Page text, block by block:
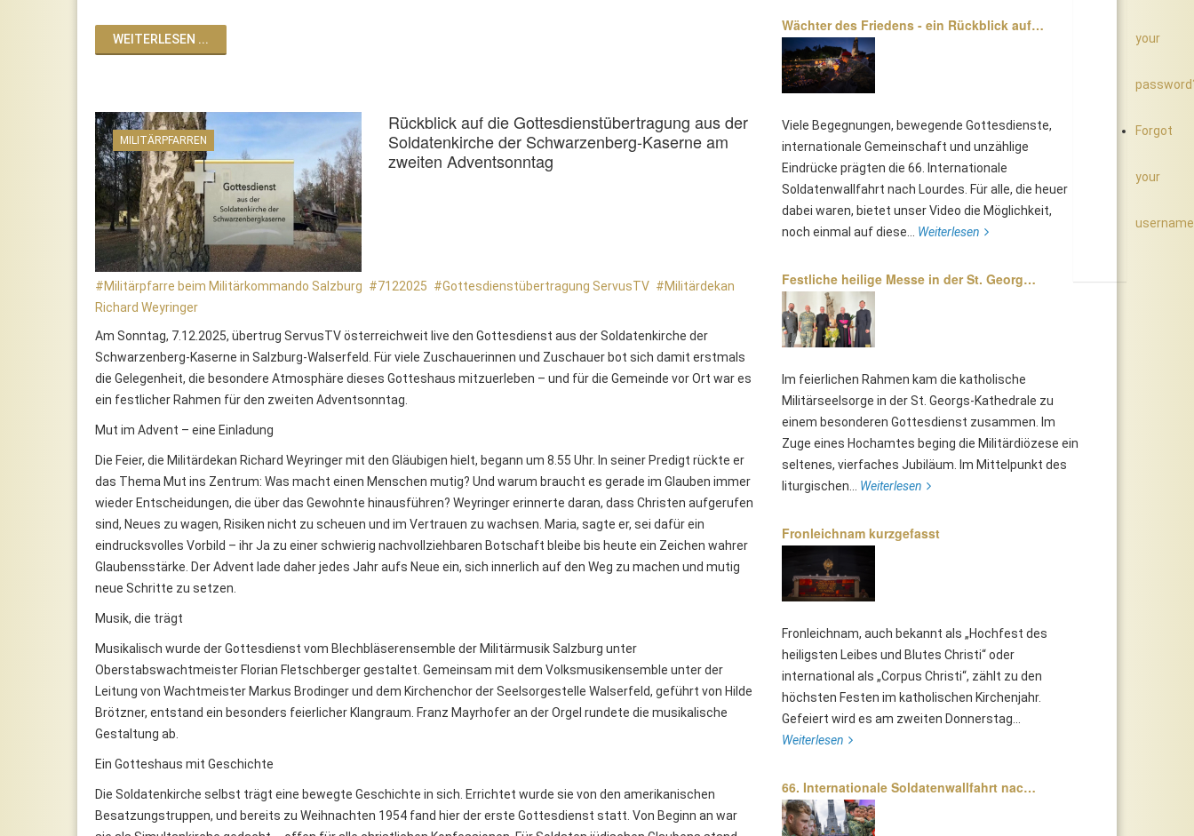
your
Forgot
your
WEITERLESEN ...
MILITÄRPFARREN
Rückblick auf die Gottesdienstübertragung aus der
Soldatenkirche der Schwarzenberg-Kaserne am
zweiten Adventsonntag
Militärpfarre beim Militärkommando Salzburg 7122025 Gottesdienstübertragung ServusTV
Militärdekan
Richard Weyringer
Am Sonntag, 7.12.2025, übertrug ServusTV österreichweit live den Gottesdienst aus der Soldatenkirche der
Schwarzenberg-Kaserne in Salzburg-Walserfeld. Für viele Zuschauerinnen und Zuschauer bot sich damit erstmals
die Gelegenheit, die besondere Atmosphäre dieses Gotteshaus mitzuerleben – und für die Gemeinde vor Ort war es
ein festlicher Rahmen für den zweiten Adventsonntag.
Mut im Advent – eine Einladung
Die Feier, die Militärdekan Richard Weyringer mit den Gläubigen hielt, begann um 8.55 Uhr. In seiner Predigt rückte er
das Thema Mut ins Zentrum: Was macht einen Menschen mutig? Und warum braucht es gerade im Glauben immer
wieder Entscheidungen, die über das Gewohnte hinausführen? Weyringer erinnerte daran, dass Christen aufgerufen
sind, Neues zu wagen, Risiken nicht zu scheuen und im Vertrauen zu wachsen. Maria, sagte er, sei dafür ein
eindrucksvolles Vorbild – ihr Ja zu einer schwierig nachvollziehbaren Botschaft bleibe bis heute ein Zeichen wahrer
Glaubensstärke. Der Advent lade daher jedes Jahr aufs Neue ein, sich innerlich auf den Weg zu machen und mutig
neue Schritte zu setzen.
Musik, die trägt
Musikalisch wurde der Gottesdienst vom Blechbläserensemble der Militärmusik Salzburg unter
Oberstabswachtmeister Florian Fletschberger gestaltet. Gemeinsam mit dem Volksmusikensemble unter der
Leitung von Wachtmeister Markus Brodinger und dem Kirchenchor der Seelsorgestelle Walserfeld, geführt von Hilde
Brötzner, entstand ein besonders feierlicher Klangraum. Franz Mayrhofer an der Orgel rundete die musikalische
Gestaltung ab.
Ein Gotteshaus mit Geschichte
Die Soldatenkirche selbst trägt eine bewegte Geschichte in sich. Errichtet wurde sie von den amerikanischen
Besatzungstruppen, und bereits zu Weihnachten 1954 fand hier der erste Gottesdienst statt. Von Beginn an war
Wächter des Friedens - ein Rückblick auf…
Viele Begegnungen, bewegende Gottesdienste,
internationale Gemeinschaft und unzählige
Eindrücke prägten die 66. Internationale
Soldatenwallfahrt nach Lourdes. Für alle, die heuer
dabei waren, bietet unser Video die Möglichkeit,
noch einmal auf diese... Weiterlesen
Festliche heilige Messe in der St. Georg…
Im feierlichen Rahmen kam die katholische
Militärseelsorge in der St. Georgs-Kathedrale zu
einem besonderen Gottesdienst zusammen. Im
Zuge eines Hochamtes beging die Militärdiözese ein
seltenes, vierfaches Jubiläum. Im Mittelpunkt des
liturgischen... Weiterlesen
Fronleichnam kurzgefasst
Fronleichnam, auch bekannt als „Hochfest des
heiligsten Leibes und Blutes Christi“ oder
international als „Corpus Christi“, zählt zu den
höchsten Festen im katholischen Kirchenjahr.
Gefeiert wird es am zweiten Donnerstag...
Weiterlesen
66. Internationale Soldatenwallfahrt nac…